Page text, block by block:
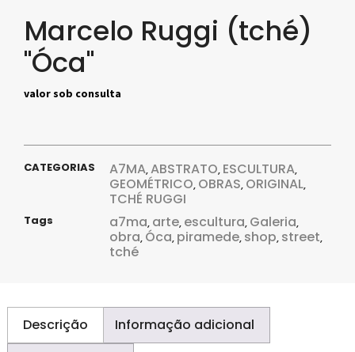
Marcelo Ruggi (tché)
"Óca"
valor sob consulta
CATEGORIAS A7MA,ABSTRATO, ESCULTURA,
GEOMÉTRICO, OBRAS, ORIGINAL,
TCHÉ RUGGI
Tags a7ma, arte, escultura, Galeria,
obra, Óca, piramede, shop, street,
tché
Descrição Informação adicional